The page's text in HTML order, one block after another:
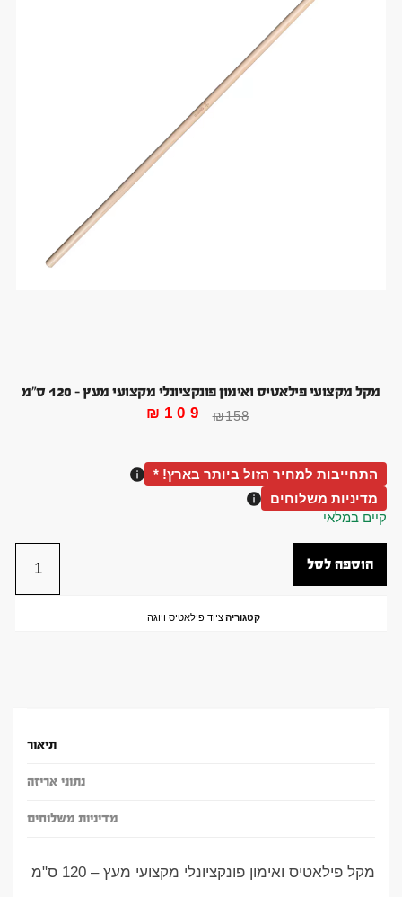
מקל מקצועי פילאטיס ואימון פונקציונלי מקצועי מעץ – 120 ס"מ
₪158
₪ 109
התחייבות למחיר הזול ביותר בארץ! *
מדיניות משלוחים
קיים במלאי
הוספה לסל
קטגוריה ציוד פילאטיס ויוגה
תיאור
נתוני אריזה
מדיניות משלוחים
מקל פילאטיס ואימון פונקציונלי מקצועי מעץ – 120 ס"מ